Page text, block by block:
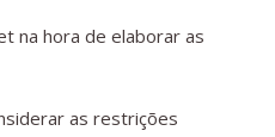
na hora de elaborar as
as restrições